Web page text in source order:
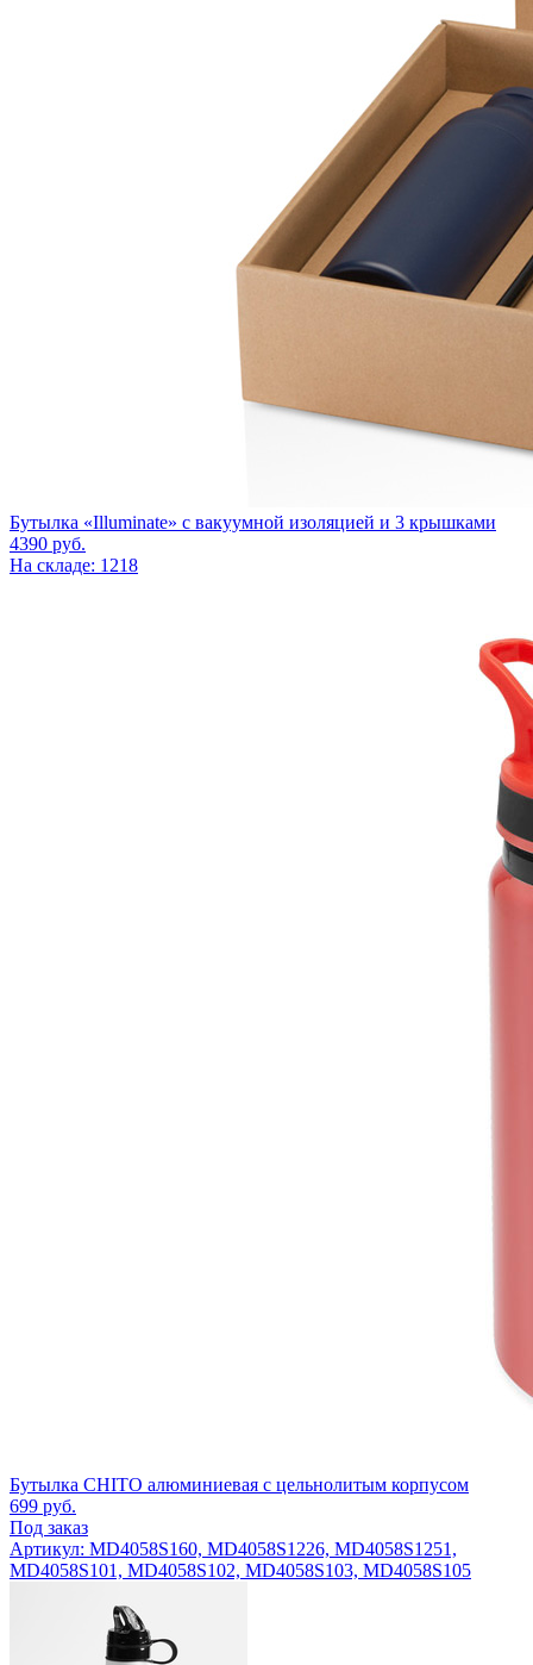
Бутылка «Illuminate» с вакуумной изоляцией и 3 крышками
4390 руб.
На складе: 1218
Бутылка CHITO алюминиевая с цельнолитым корпусом
699 руб.
Под заказ
Артикул: MD4058S160, MD4058S1226, MD4058S1251,
MD4058S101, MD4058S102, MD4058S103, MD4058S105